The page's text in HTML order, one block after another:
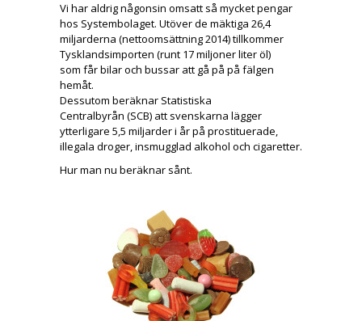
Vi har aldrig någonsin omsatt så mycket pengar
hos Systembolaget. Utöver de mäktiga 26,4
miljarderna (nettoomsättning 2014) tillkommer
Tysklandsimporten (runt 17 miljoner liter öl)
som får bilar och bussar att gå på på fälgen
hemåt.
Dessutom beräknar Statistiska
Centralbyrån (SCB) att svenskarna lägger
ytterligare 5,5 miljarder i år på prostituerade,
illegala droger, insmugglad alkohol och cigaretter.
Hur man nu beräknar sånt.